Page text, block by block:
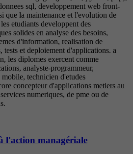
sql, developpement web front-
que la maintenance et l'evolution de
etudiants developpent des
solides en analyse des besoins,
d'information, realisation de
tests et deploiement d'applications. a
les diplomes exercent comme
analyste-programmeur,
technicien d'etudes
concepteur d'applications metiers au
numeriques, de pme ou de
l'action managériale